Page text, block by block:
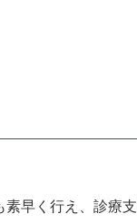
早く行え、診療